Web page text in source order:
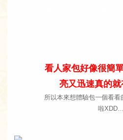
看人家包好像很簡
亮又迅速真的就
所以本來想體驗包一個看
啦XDD…